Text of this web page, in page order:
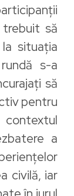
să
situația
s-a
să
pentru
a
civilă, iar